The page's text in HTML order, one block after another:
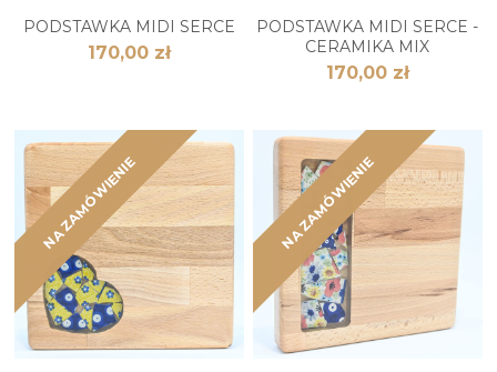
PODSTAWKA MIDI SERCE
170,00 zł
PODSTAWKA MIDI SERCE -
CERAMIKA MIX
170,00 zł
NA ZAMÓWIENIE NA ZAMÓWIENIE